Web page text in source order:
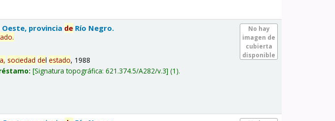
No hay
imagen de
cubierta
disponible
provincia de Río Negro.
.
sociedad delestado, 1988
Signatura topográfica:621.374.5/A282/v.3 (1).